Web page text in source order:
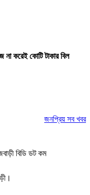
না করেই কোটি টাকার বিল
জনপ্রিয় সব খবর
বিডি ডট কম